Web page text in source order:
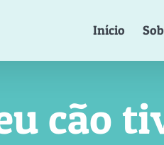
Início
cão